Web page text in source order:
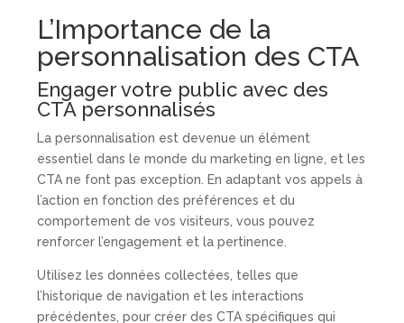
L’Importance de la
personnalisation des CTA
Engager votre public avec des
CTA personnalisés
La personnalisation est devenue un élément
essentiel dans le monde du marketing en ligne, et les
CTA ne font pas exception. En adaptant vos appels à
l’action en fonction des préférences et du
comportement de vos visiteurs, vous pouvez
renforcer l’engagement et la pertinence.
Utilisez les données collectées, telles que
l’historique de navigation et les interactions
précédentes, pour créer des CTA spécifiques qui